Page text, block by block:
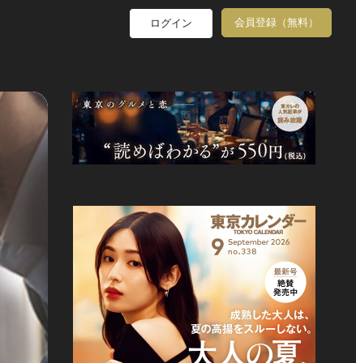
ログイン 会員登録（無料）